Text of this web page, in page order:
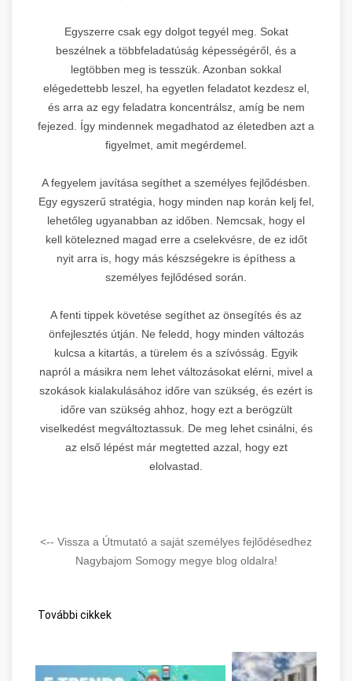
Egyszerre csak egy dolgot tegyél meg. Sokat
beszélnek a többfeladatúság képességéről, és a
legtöbben meg is tesszük. Azonban sokkal
elégedettebb leszel, ha egyetlen feladatot kezdesz el,
és arra az egy feladatra koncentrálsz, amíg be nem
fejezed. Így mindennek megadhatod az életedben azt a
figyelmet, amit megérdemel.
A fegyelem javítása segíthet a személyes fejlődésben.
Egy egyszerű stratégia, hogy minden nap korán kelj fel,
lehetőleg ugyanabban az időben. Nemcsak, hogy el
kell kötelezned magad erre a cselekvésre, de ez időt
nyit arra is, hogy más készségekre is építhess a
személyes fejlődésed során.
A fenti tippek követése segíthet az önsegítés és az
önfejlesztés útján. Ne feledd, hogy minden változás
kulcsa a kitartás, a türelem és a szívósság. Egyik
napról a másikra nem lehet változásokat elérni, mivel a
szokások kialakulásához időre van szükség, és ezért is
időre van szükség ahhoz, hogy ezt a berögzült
viselkedést megváltoztassuk. De meg lehet csinálni, és
az első lépést már megtetted azzal, hogy ezt
elolvastad.
<-- Vissza a Útmutató a saját személyes fejlődésedhez
Nagybajom Somogy megye blog oldalra!
További cikkek